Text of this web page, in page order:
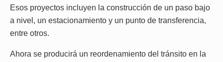
Esos proyectos incluyen la construcción de un paso bajo
a nivel, un estacionamiento y un punto de transferencia,
entre otros.
Ahora se producirá un reordenamiento del tránsito en la